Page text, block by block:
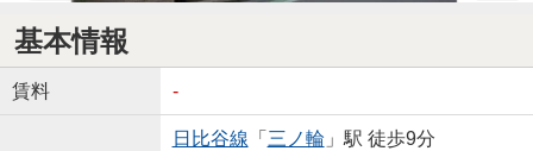
基本情報
賃料 -
日比谷線 「 三ノ輪」駅 徒歩9分